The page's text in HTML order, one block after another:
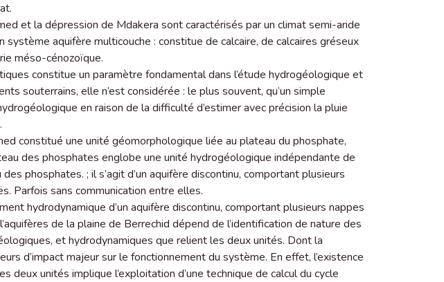
et la dépression de Mdakera sont caractérisés par un climat semi-aride
système aquifère multicouche : constitue de calcaire, de calcaires gréseux
méso-cénozoïque.
constitue un paramètre fondamental dans l’étude hydrogéologique et
souterrains, elle n’est considérée : le plus souvent, qu’un simple
en raison de la difficulté d’estimer avec précision la pluie
constitué une unité géomorphologique liée au plateau du phosphate,
des phosphates englobe une unité hydrogéologique indépendante de
phosphates. ; il s’agit d’un aquifère discontinu, comportant plusieurs
Parfois sans communication entre elles.
hydrodynamique d’un aquifère discontinu, comportant plusieurs nappes
de la plaine de Berrechid dépend de l’identification de nature des
et hydrodynamiques que relient les deux unités. Dont la
d’impact majeur sur le fonctionnement du système. En effet, l’existence
deux unités implique l’exploitation d’une technique de calcul du cycle